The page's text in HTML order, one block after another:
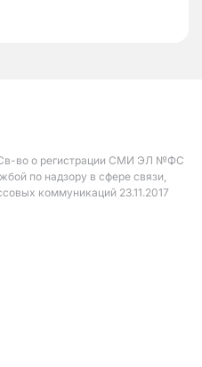
во о регистрации СМИ ЭЛ №ФС
по надзору в сфере связи,
коммуникаций 23.11.2017